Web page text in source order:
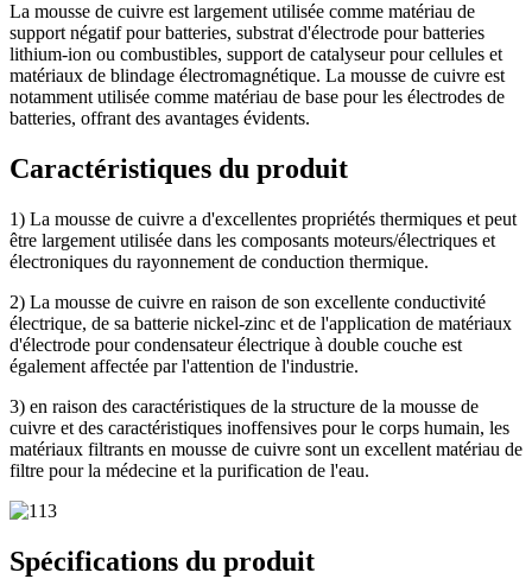
La mousse de cuivre est largement utilisée comme matériau de
support négatif pour batteries, substrat d'électrode pour batteries
lithium-ion ou combustibles, support de catalyseur pour cellules et
matériaux de blindage électromagnétique. La mousse de cuivre est
notamment utilisée comme matériau de base pour les électrodes de
batteries, offrant des avantages évidents.
Caractéristiques du produit
1) La mousse de cuivre a d'excellentes propriétés thermiques et peut
être largement utilisée dans les composants moteurs/électriques et
électroniques du rayonnement de conduction thermique.
2) La mousse de cuivre en raison de son excellente conductivité
électrique, de sa batterie nickel-zinc et de l'application de matériaux
d'électrode pour condensateur électrique à double couche est
également affectée par l'attention de l'industrie.
3) en raison des caractéristiques de la structure de la mousse de
cuivre et des caractéristiques inoffensives pour le corps humain, les
matériaux filtrants en mousse de cuivre sont un excellent matériau de
filtre pour la médecine et la purification de l'eau.
Spécifications du produit